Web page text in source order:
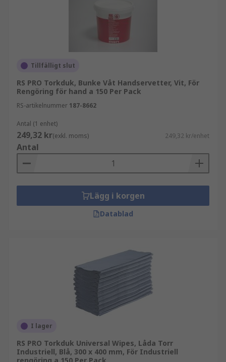
Tillfälligt slut
RS PRO Torkduk, Bunke Våt Handservetter, Vit, För
Rengöring för hand a 150 Per Pack
RS-artikelnummer 187-8662
Antal (1 enhet)
249,32 kr(exkl. moms) 249,32 kr/enhet
Antal
Lägg i korgen
Datablad
I lager
RS PRO Torkduk Universal Wipes, Låda Torr
Industriell, Blå, 300 x 400 mm, För Industriell